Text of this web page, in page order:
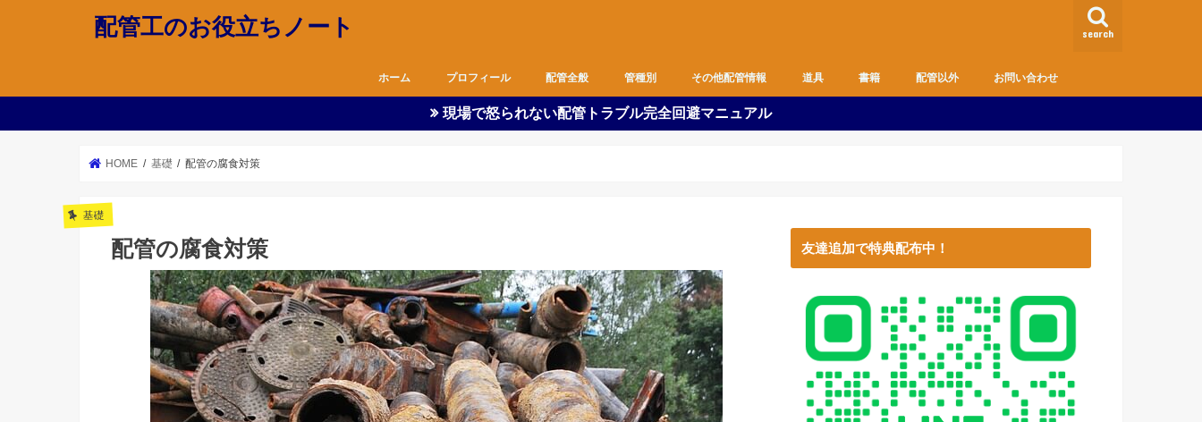
配管工のお役立ちノート search
ホーム プロフィール 配管全般
ピット内作業
図面
都営住宅
空調
基礎
支持金物
雑作業
器具付け
改修工事
新築工事
職長の仕事
管種別
全管種
ビニル管
SUS管
ポリ管
鉄管
ダクト
バルブ
フレキ
その他配管情報
安全管理
現場監督
作業着
余談
配管・水に関する情報
資格取得情報
道具 書籍 配管以外 お問い合わせ
現場で怒られない配管トラブル完全回避マニュアル
HOME 基礎 配管の腐食対策
基礎
配管の腐食対策 友達追加で特典配布中！